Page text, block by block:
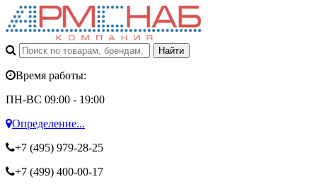
Время работы:
ПН-ВС 09:00 - 19:00
Определение...
+7 (495) 979-28-25
+7 (499) 400-00-17